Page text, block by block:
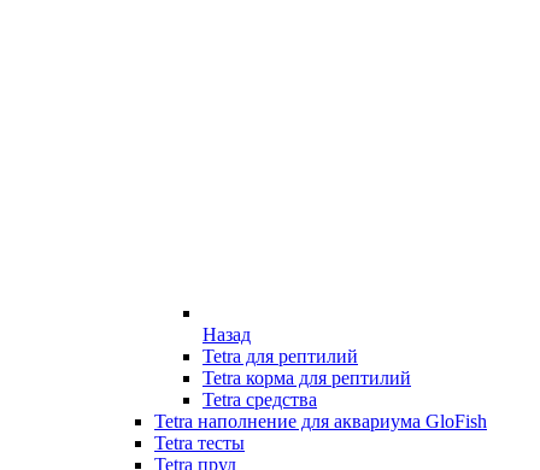
Назад
Tetra для рептилий
Tetra корма для рептилий
Tetra средства
Tetra наполнение для аквариума GloFish
Tetra тесты
Tetra пруд